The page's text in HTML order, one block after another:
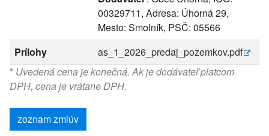
00329711, Adresa: Úhorná 29,
Mesto: Smolník, PSČ: 05566
Prílohy
as_1_2026_predaj_pozemkov.pdf
* Uvedená cena je konečná. Ak je dodávateľ platcom
DPH, cena je vrátane DPH.
zoznam zmlúv